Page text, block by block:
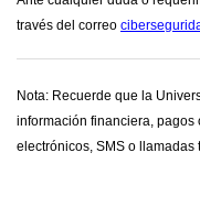
través del correo
Nota: Recuerde que la
información financiera, pagos
electrónicos, SMS o llamadas